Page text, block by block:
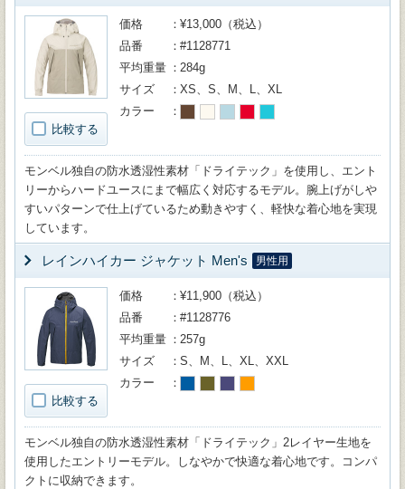
比較する
価格
¥13,000（税込）
品番
#1128771
平均重量
284g
サイズ
XS、S、M、L、XL
カラー
モンベル独自の防水透湿性素材「ドライテック」を使用し、エント
リーからハードユースにまで幅広く対応するモデル。腕上げがしや
すいパターンで仕上げているため動きやすく、軽快な着心地を実現
しています。
レインハイカー ジャケット Men's 男性用
比較する
価格
¥11,900（税込）
品番
#1128776
平均重量
257g
サイズ
S、M、L、XL、XXL
カラー
モンベル独自の防水透湿性素材「ドライテック」2レイヤー生地を
使用したエントリーモデル。しなやかで快適な着心地です。コンパ
クトに収納できます。